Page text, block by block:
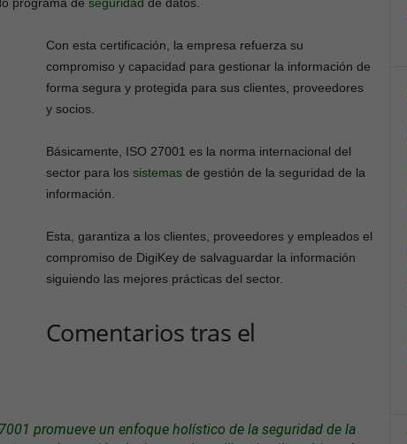
Con esta certificación, la empresa refuerza su
compromiso y capacidad para gestionar la información de
forma segura y protegida para sus clientes, proveedores
y socios.
Básicamente, ISO 27001 es la norma internacional del
sector para los sistemas de gestión de la seguridad de la
información.
Esta, garantiza a los clientes, proveedores y empleados el
compromiso de DigiKey de salvaguardar la información
siguiendo las mejores prácticas del sector.
Comentarios tras el
promueve un enfoque holístico de la seguridad de la